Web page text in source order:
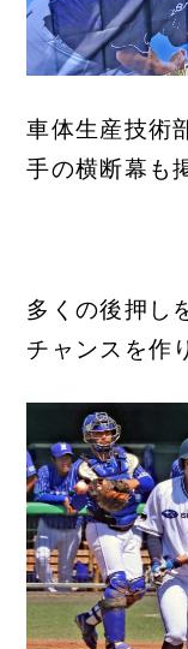
車体生産技術
手の横断幕も
多くの後押し
チャンスを作